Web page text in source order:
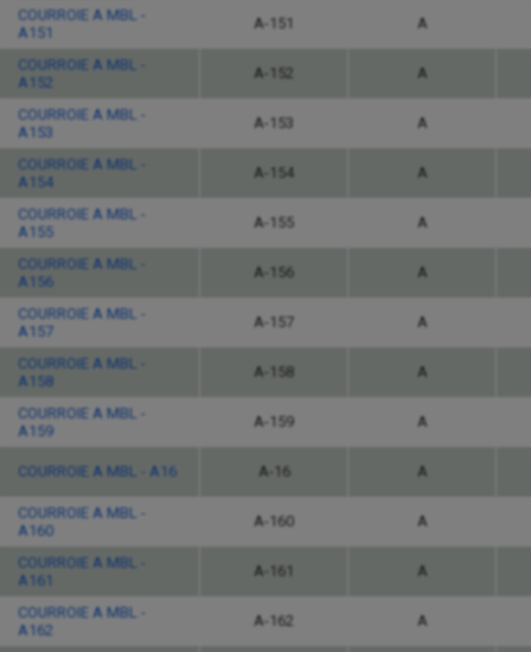
COURROIE A MBL -
A151
A-151 A
COURROIE A MBL -
A152
A-152 A
COURROIE A MBL -
A153
A-153 A
COURROIE A MBL -
A154
A-154 A
COURROIE A MBL -
A155
A-155 A
COURROIE A MBL -
A156
A-156 A
COURROIE A MBL -
A157
A-157 A
COURROIE A MBL -
A158
A-158 A
COURROIE A MBL -
A159
A-159 A
COURROIE A MBL - A16 A-16 A
COURROIE A MBL -
A160
A-160 A
COURROIE A MBL -
A161
A-161 A
COURROIE A MBL -
A162
A-162 A